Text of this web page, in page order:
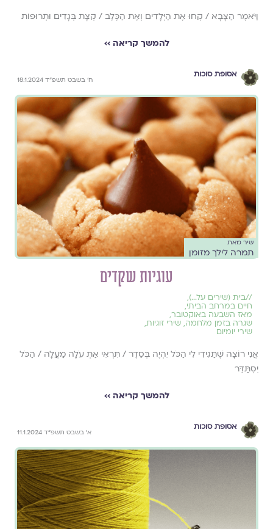
וַיֹּאמֶר הַצָּבָא / קְחוּ אֶת הַיְּלָדִים וְאֶת הַכֶּלֶב / קְצָת בְּגָדִים וּתְרוּפוֹת
להמשך קריאה ››
אסופת סוכות
ח׳ בשבט תשפ״ד 18.1.2024
שיר מאת
תמרה לילך מזומן
עוגיות שקדים
//בית (שירים על...),
חיים במרחב הביתי,
מאז השבעה באוקטובר,
שגרה בזמן מלחמה, שירי זוגיות,
שירי יומיום
אֲנִי רוֹצָה שֶׁתַּגִּידִי לִי הַכֹּל יִהְיֶה בְּסֵדֶר / תִּרְאִי אַתְּ עֹלָה מַעֲלָה / הַכֹּל
יִסְתַּדֵּר
להמשך קריאה ››
אסופת סוכות
א׳ בשבט תשפ״ד 11.1.2024